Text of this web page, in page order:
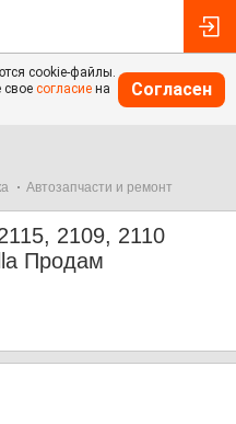
cookie-файлы.
свое согласие на
Согласен
Автозапчасти и ремонт
2109, 2110
Продам